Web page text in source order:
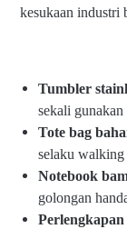
kesukaan industri
Tumbler
sekali
Tote bag
selaku walking
Notebook
golongan